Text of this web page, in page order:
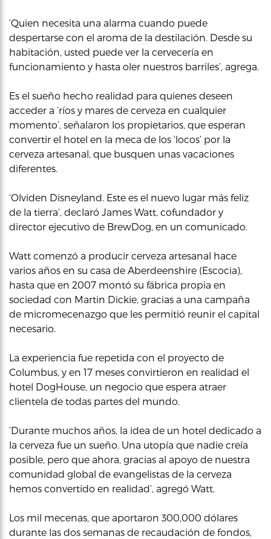
‘Quien necesita una alarma cuando puede
despertarse con el aroma de la destilación. Desde su
habitación, usted puede ver la cervecería en
funcionamiento y hasta oler nuestros barriles’, agrega.
Es el sueño hecho realidad para quienes deseen
acceder a ‘ríos y mares de cerveza en cualquier
momento’, señalaron los propietarios, que esperan
convertir el hotel en la meca de los ‘locos’ por la
cerveza artesanal, que busquen unas vacaciones
diferentes.
‘Olviden Disneyland. Este es el nuevo lugar más feliz
de la tierra’, declaró James Watt, cofundador y
director ejecutivo de BrewDog, en un comunicado.
Watt comenzó a producir cerveza artesanal hace
varios años en su casa de Aberdeenshire (Escocia),
hasta que en 2007 montó su fábrica propia en
sociedad con Martin Dickie, gracias a una campaña
de micromecenazgo que les permitió reunir el capital
necesario.
La experiencia fue repetida con el proyecto de
Columbus, y en 17 meses convirtieron en realidad el
hotel DogHouse, un negocio que espera atraer
clientela de todas partes del mundo.
‘Durante muchos años, la idea de un hotel dedicado a
la cerveza fue un sueño. Una utopía que nadie creía
posible, pero que ahora, gracias al apoyo de nuestra
comunidad global de evangelistas de la cerveza
hemos convertido en realidad’, agregó Watt.
Los mil mecenas, que aportaron 300,000 dólares
durante las dos semanas de recaudación de fondos,